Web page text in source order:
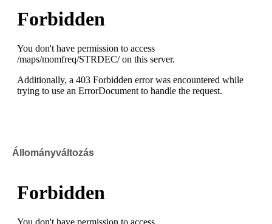
Állományváltozás